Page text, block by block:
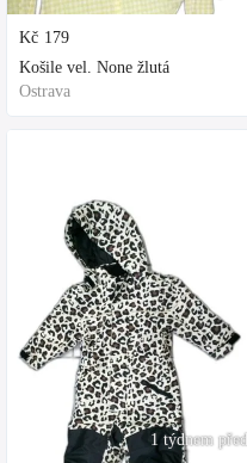
Kč 179
Košile vel. None žlutá
Ostrava
1 týdnem před